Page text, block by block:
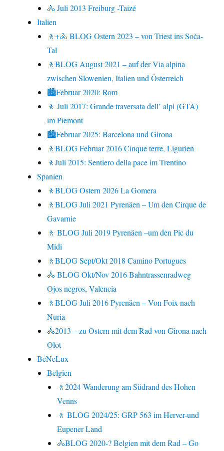
🚴 Juli 2013 Freiburg -Taizé
Italien
🚶+🚴 BLOG Ostern 2023 – von Triest ins Soča-
Tal
🚶BLOG August 2021 – auf der Via alpina
zwischen Slowenien, Italien und Österreich
🏙Februar 2020: Rom
🚶 Juli 2017: Grande traversata dell’ alpi (GTA)
im Piemont
🏙Februar 2025: Barcelona und Girona
🚶BLOG Februar 2016 Cinque terre, Ligurien
🚶Juli 2015: Sentiero della pace im Trentino
Spanien
🚶BLOG Ostern 2026 La Gomera
🚶BLOG Juli 2021 Pyrenäen – Um den Cirque de
Gavarnie
🚶 BLOG Juli 2019 Pyrenäen –um den Pic du
Midi
🚶BLOG Sept/Okt 2018 Camino Portugues
🚴 BLOG Okt/Nov 2016 Bahntrassenradweg
Ojos negros, Valencia
🚶BLOG Juli 2016 Pyrenäen – Von Foix nach
Nuria
🚴2013 – zu Ostern mit dem Rad von Girona nach
Olot
BeNeLux
Belgien
🚶2024 Wanderung am Südrand des Hohen
Venns
🚶 BLOG 2024/25: GRP 563 im Herver-und
Eupener Land
🚴BLOG 2020-? Belgien mit dem Rad – Go